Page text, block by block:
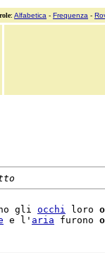
: Alfabetica - Frequenza -
gli occhi loro
e l' aria furono